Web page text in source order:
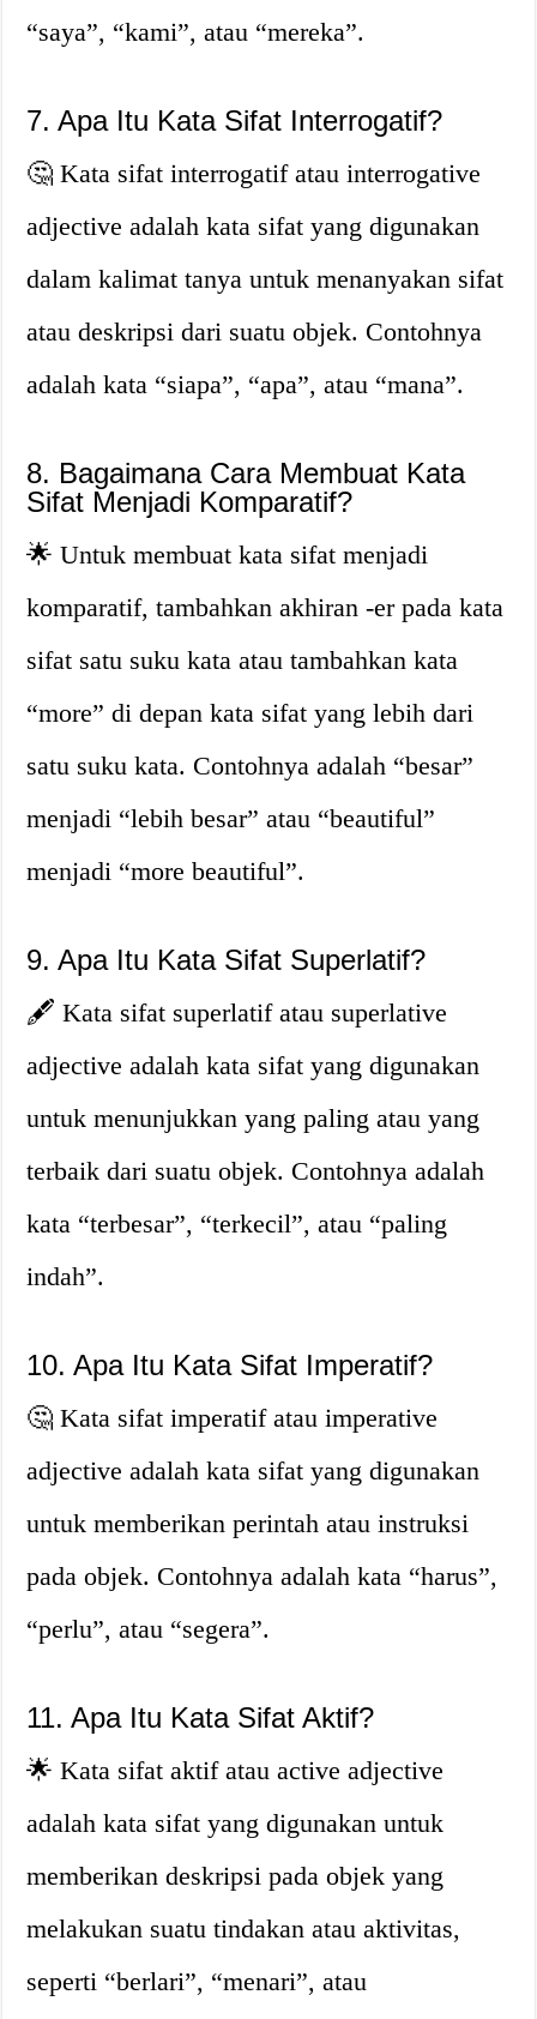
“saya”, “kami”, atau “mereka”.
7. Apa Itu Kata Sifat Interrogatif?
🤔 Kata sifat interrogatif atau interrogative
adjective adalah kata sifat yang digunakan
dalam kalimat tanya untuk menanyakan sifat
atau deskripsi dari suatu objek. Contohnya
adalah kata “siapa”, “apa”, atau “mana”.
8. Bagaimana Cara Membuat Kata
Sifat Menjadi Komparatif?
🌟 Untuk membuat kata sifat menjadi
komparatif, tambahkan akhiran -er pada kata
sifat satu suku kata atau tambahkan kata
“more” di depan kata sifat yang lebih dari
satu suku kata. Contohnya adalah “besar”
menjadi “lebih besar” atau “beautiful”
menjadi “more beautiful”.
9. Apa Itu Kata Sifat Superlatif?
🖋️ Kata sifat superlatif atau superlative
adjective adalah kata sifat yang digunakan
untuk menunjukkan yang paling atau yang
terbaik dari suatu objek. Contohnya adalah
kata “terbesar”, “terkecil”, atau “paling
indah”.
10. Apa Itu Kata Sifat Imperatif?
🤔 Kata sifat imperatif atau imperative
adjective adalah kata sifat yang digunakan
untuk memberikan perintah atau instruksi
pada objek. Contohnya adalah kata “harus”,
“perlu”, atau “segera”.
11. Apa Itu Kata Sifat Aktif?
🌟 Kata sifat aktif atau active adjective
adalah kata sifat yang digunakan untuk
memberikan deskripsi pada objek yang
melakukan suatu tindakan atau aktivitas,
seperti “berlari”, “menari”, atau